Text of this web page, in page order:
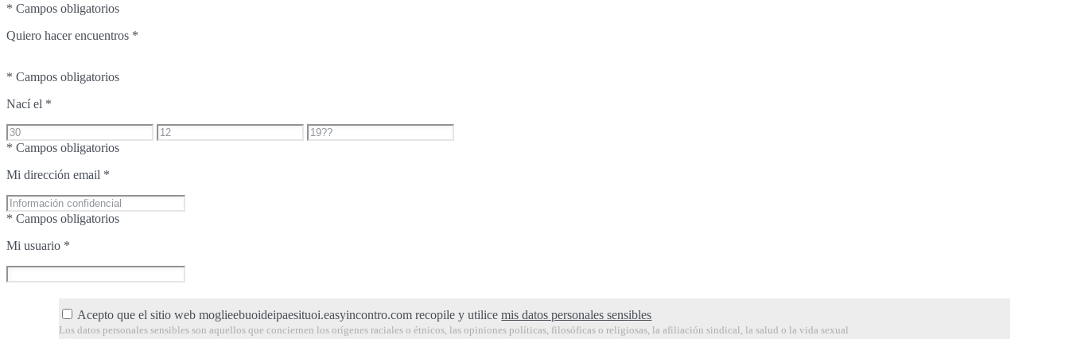
* Campos obligatorios
Quiero hacer encuentros *
* Campos obligatorios
Nací el *
* Campos obligatorios
Mi dirección email *
* Campos obligatorios
Mi usuario *
Acepto que el sitio web moglieebuoideipaesituoi.easyincontro.com recopile y utilicemis datos personales sensibles
Los datos personales sensibles son aquellos que conciernen los orígenes raciales o étnicos, las opiniones políticas, filosóficas o religiosas, la afiliación sindical, la salud o la vida sexual